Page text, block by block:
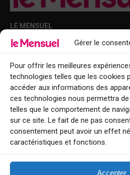
Gérer le
Pour offrir les meilleures
technologies telles que les cookies
accéder aux informations des
ces technologies nous permettra
telles que le comportement de
sur ce site. Le fait de ne pas
consentement peut avoir un effet
caractéristiques et fonctions.
Accepter
LE MENSUEL
Points de diffusion Var et Alpes-
Le Mensuel en PDF : consultez le
Qui sommes-nous ?
BFM Top Sorties
EVENT
Tourisme week-end : envie de vous
Explorez nos bonnes adresses